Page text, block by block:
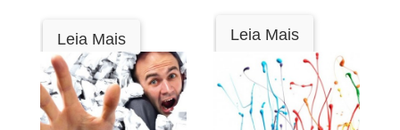
Leia Mais Leia Mais